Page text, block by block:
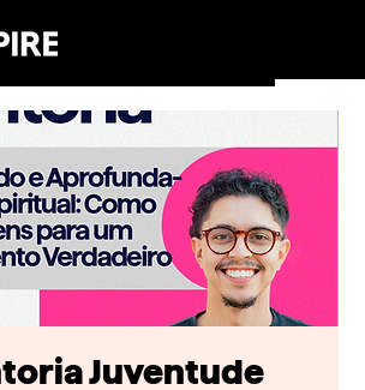
Juventude